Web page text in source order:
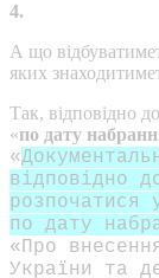
4.
А що
яких
Так, відповідно
«по дату
«
відповідно
розпочатися
по дату
«Про
України та